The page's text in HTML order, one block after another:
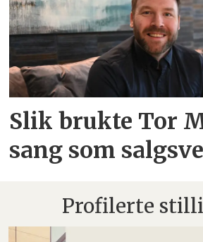
Slik brukte Tor
sang som
Profilerte